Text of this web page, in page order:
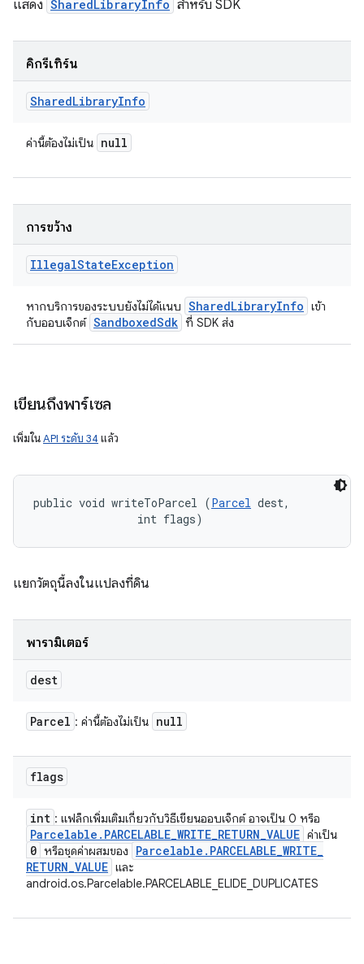
แสดง SharedLibraryInfo สำหรับ SDK
คิกรีเทิร์น
SharedLibraryInfo
ค่านี้ต้องไม่เป็น null
การขว้าง
IllegalStateException
หากบริการของระบบยังไม่ได้แนบ SharedLibraryInfo เข้า
กับออบเจ็กต์ SandboxedSdk ที่ SDK ส่ง
เขียนถึงพาร์เซล
เพิ่มในAPI ระดับ 34 แล้ว
public void writeToParcel (Parcel dest,
                int flags)
แยกวัตถุนี้ลงในแปลงที่ดิน
พารามิเตอร์
dest
Parcel : ค่านี้ต้องไม่เป็น null
flags
int : แฟล็กเพิ่มเติมเกี่ยวกับวิธีเขียนออบเจ็กต์ อาจเป็น 0 หรือ
Parcelable . PARCELABLE_WRITE_RETURN_VALUE ค่าเป็น
0 หรือชุดค่าผสมของ Parcelable . PARCELABLE_WRITE_
RETURN_VALUE และ
android.os.Parcelable.PARCELABLE_ELIDE_DUPLICATES